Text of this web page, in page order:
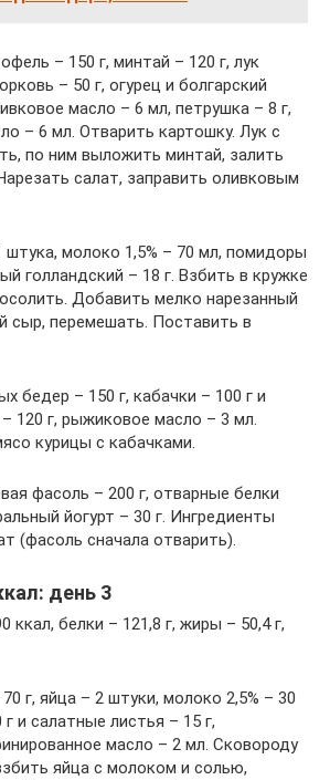
– 150 г, минтай – 120 г, лук
– 50 г, огурец и болгарский
масло – 6 мл, петрушка – 8 г,
– 6 мл. Отварить картошку. Лук с
по ним выложить минтай, залить
салат, заправить оливковым
штука, молоко 1,5% – 70 мл, помидоры
голландский – 18 г. Взбить в кружке
Добавить мелко нарезанный
сыр, перемешать. Поставить в
бедер – 150 г, кабачки – 100 г и
120 г, рыжиковое масло – 3 мл.
курицы с кабачками.
фасоль – 200 г, отварные белки
йогурт – 30 г. Ингредиенты
(фасоль сначала отварить).
день 3
ккал, белки – 121,8 г, жиры – 50,4 г,
г, яйца – 2 штуки, молоко 2,5% – 30
и салатные листья – 15 г,
масло – 2 мл. Сковороду
яйца с молоком и солью,